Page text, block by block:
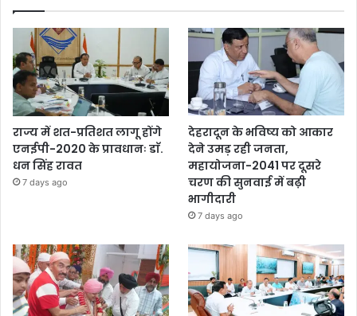
राज्य में शत-प्रतिशत लागू होंगे
एनईपी-2020 के प्रावधानः डाॅ.
धन सिंह रावत
7 days ago
देहरादून के भविष्य को आकार
देने उमड़ रही जनता,
महायोजना-2041 पर दूसरे
चरण की सुनवाई में बढ़ी
भागीदारी
7 days ago